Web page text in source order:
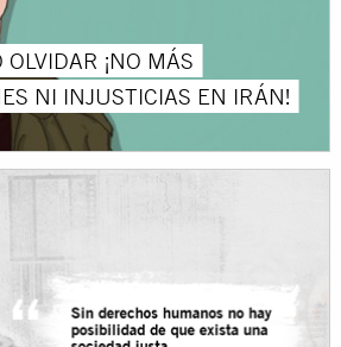
¡NO MÁS
NI INJUSTICIAS EN IRÁN!